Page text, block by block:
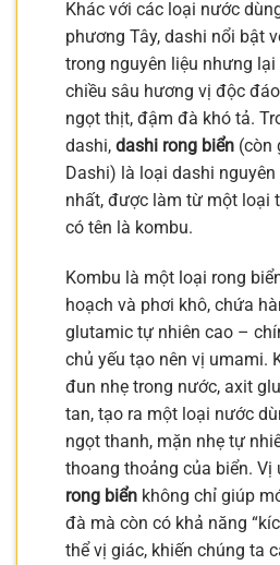
Khác với các loại nước
phương Tây, dashi nổi bật
trong nguyên liệu nhưng
chiều sâu hương vị độc
ngọt thịt, đậm đà khó tả.
dashi, dashi rong biển (còn
Dashi) là loại dashi
nhất, được làm từ một loại
có tên là kombu.
Kombu là một loại rong
hoạch và phơi khô, chứa
glutamic tự nhiên cao –
chủ yếu tạo nên vị umami.
đun nhẹ trong nước, axit
tan, tạo ra một loại nước
ngọt thanh, mặn nhẹ tự
thoang thoảng của biển. Vị
rong biển không chỉ giúp
đà mà còn có khả năng
thể vị giác, khiến chúng ta